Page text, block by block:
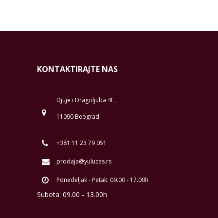
KONTAKTIRAJTE NAS
Djuje i Dragoljuba 4E ,
11090 Beograd
+381 11 23 79 051
prodaja@yulucas.rs
Ponedeljak - Petak: 09.00 - 17.00h
Subota: 09.00 - 13.00h